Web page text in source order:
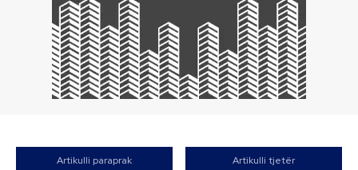
Artikulli paraprak Artikulli tjetër